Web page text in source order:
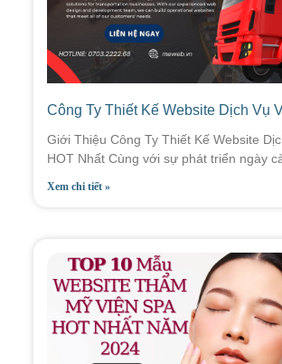
Công Ty Thiết Kế Website Dịch Vụ
Giới Thiệu Công Ty Thiết Kế Website
HOT Nhất Cùng với sự phát triển ngày
Xem chi tiết »